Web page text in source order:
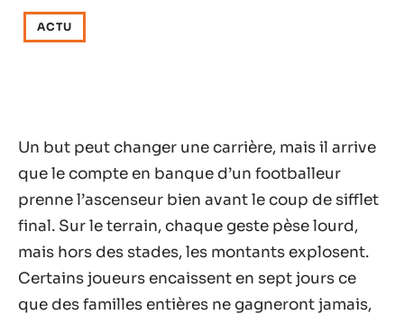
ACTU
Un but peut changer une carrière, mais il arrive
que le compte en banque d’un footballeur
prenne l’ascenseur bien avant le coup de sifflet
final. Sur le terrain, chaque geste pèse lourd,
mais hors des stades, les montants explosent.
Certains joueurs encaissent en sept jours ce
que des familles entières ne gagneront jamais,